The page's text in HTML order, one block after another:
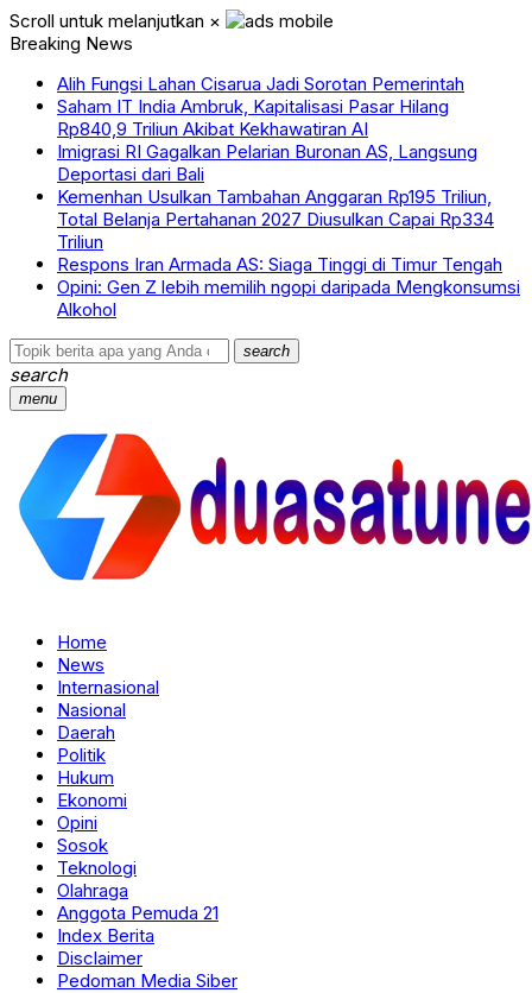
Scroll untuk melanjutkan ×
Breaking News
Alih Fungsi Lahan Cisarua Jadi Sorotan Pemerintah
Saham IT India Ambruk, Kapitalisasi Pasar Hilang
Rp840,9 Triliun Akibat Kekhawatiran AI
Imigrasi RI Gagalkan Pelarian Buronan AS, Langsung
Deportasi dari Bali
Kemenhan Usulkan Tambahan Anggaran Rp195 Triliun,
Total Belanja Pertahanan 2027 Diusulkan Capai Rp334
Triliun
Respons Iran Armada AS: Siaga Tinggi di Timur Tengah
Opini: Gen Z lebih memilih ngopi daripada Mengkonsumsi
Alkohol
search
search
menu
Home
News
Internasional
Nasional
Daerah
Politik
Hukum
Ekonomi
Opini
Sosok
Teknologi
Olahraga
Anggota Pemuda 21
Index Berita
Disclaimer
Pedoman Media Siber